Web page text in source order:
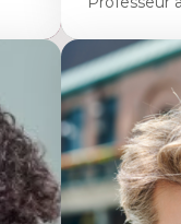
Expertises
Approche
Didactique